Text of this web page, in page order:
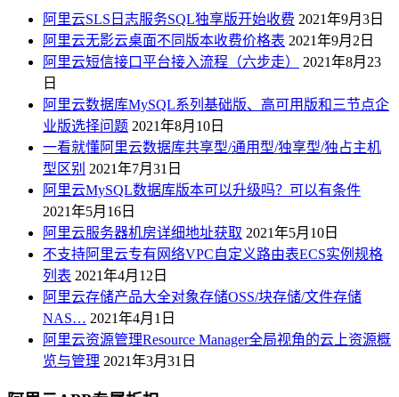
阿里云SLS日志服务SQL独享版开始收费 2021年9月3日
阿里云无影云桌面不同版本收费价格表 2021年9月2日
阿里云短信接口平台接入流程（六步走）
2021年8月23
日
阿里云数据库MySQL系列基础版、高可用版和三节点企
业版选择问题 2021年8月10日
一看就懂阿里云数据库共享型/通用型/独享型/独占主机
型区别 2021年7月31日
阿里云MySQL数据库版本可以升级吗？可以有条件
2021年5月16日
阿里云服务器机房详细地址获取 2021年5月10日
不支持阿里云专有网络VPC自定义路由表ECS实例规格
列表 2021年4月12日
阿里云存储产品大全对象存储OSS/块存储/文件存储
NAS… 2021年4月1日
阿里云资源管理Resource Manager全局视角的云上资源概
览与管理 2021年3月31日